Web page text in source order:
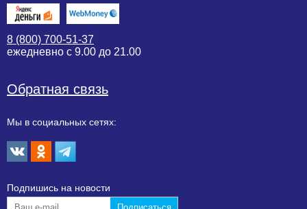
8 (800) 700-51-37
ежедневно с 9.00 до 21.00
Обратная связь
Мы в социальных сетях:
Подпишиcь на новости